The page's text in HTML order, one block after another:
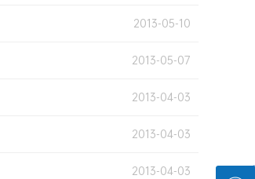
2013-05-10
2013-05-07
2013-04-03
2013-04-03
2013-04-03